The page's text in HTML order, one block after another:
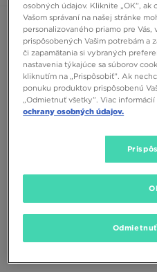
Zoradiť:Odporúčané
Žiadne
Zmeňte kritériá
odstráňte
osobných údajov. Kliknite „OK”, ak
Vašom správaní na našej stránke
personalizovaného priamo pre
prispôsobených Vašim potrebám a
či zapamätania si vybraných
nastavenia týkajúce sa súborov
kliknutím na „Prispôsobiť”. Ak
ponuku produktov prispôsobenú
„Odmietnuť všetky”. Viac
ochrany osobných údajov.